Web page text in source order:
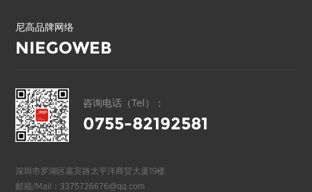
尼高品牌网络
NIEGOWEB
咨询电话（Tel）：
0755-82192581
深圳市罗湖区嘉宾路太平洋商贸大厦19楼
邮箱/Mail： 3375726676@qq.com